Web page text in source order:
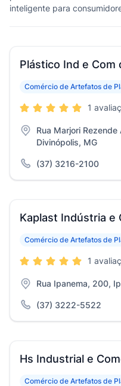
inteligente para
Plástico Ind e
Comércio de Artefatos de
1
Rua Marjori
Divinópolis, MG
(37) 3216-2100
Kaplast Indústria e
Comércio de Artefatos de
1
Rua Ipanema, 200,
(37) 3222-5522
Hs Industrial e
Comércio de Artefatos de